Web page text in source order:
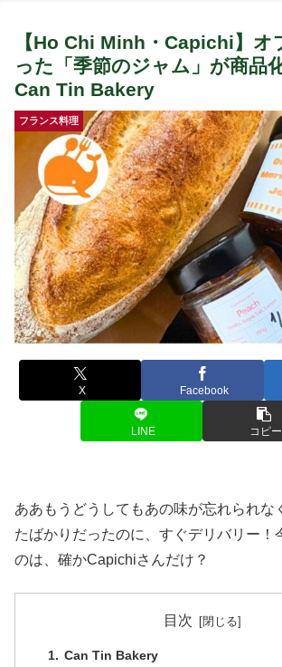
【Ho Chi Minh・Capichi】オ
った「季節のジャム」が商品
Can Tin Bakery
フランス料理
X Facebook
LINE コピー
ああもうどうしてもあの味が忘れられな
たばかりだったのに、すぐデリバリー！
のは、確かCapichiさんだけ？
目次
Can Tin Bakery